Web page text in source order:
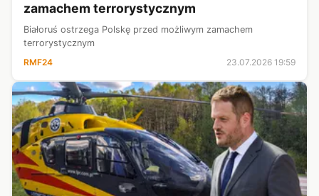
zamachem terrorystycznym
Białoruś ostrzega Polskę przed możliwym zamachem
terrorystycznym
RMF24
23.07.2026 19:59